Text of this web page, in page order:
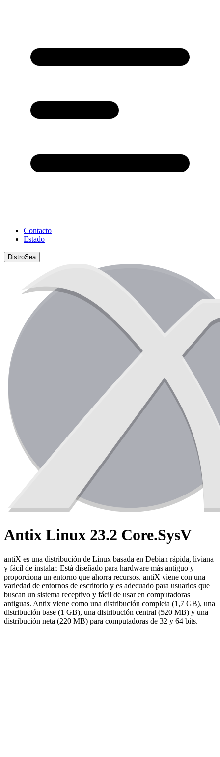
Contacto
Estado
DistroSea
Antix Linux 23.2 Core.SysV
antiX es una distribución de Linux basada en Debian rápida, liviana
y fácil de instalar. Está diseñado para hardware más antiguo y
proporciona un entorno que ahorra recursos. antiX viene con una
variedad de entornos de escritorio y es adecuado para usuarios que
buscan un sistema receptivo y fácil de usar en computadoras
antiguas. Antix viene como una distribución completa (1,7 GB), una
distribución base (1 GB), una distribución central (520 MB) y una
distribución neta (220 MB) para computadoras de 32 y 64 bits.